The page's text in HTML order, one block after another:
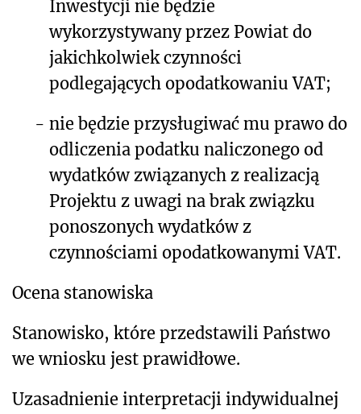
Inwestycji nie będzie
wykorzystywany przez Powiat do
jakichkolwiek czynności
podlegających opodatkowaniu VAT;
- nie będzie przysługiwać mu prawo do
odliczenia podatku naliczonego od
wydatków związanych z realizacją
Projektu z uwagi na brak związku
ponoszonych wydatków z
czynnościami opodatkowanymi VAT.
Ocena stanowiska
Stanowisko, które przedstawili Państwo
we wniosku jest prawidłowe.
Uzasadnienie interpretacji indywidualnej